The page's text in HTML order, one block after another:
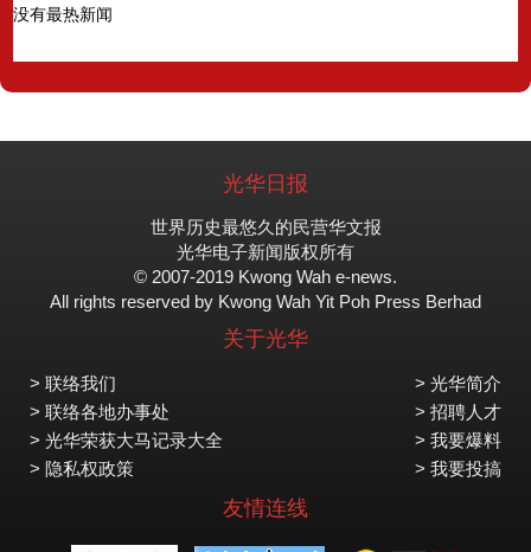
没有最热新闻
光华日报
世界历史最悠久的民营华文报
光华电子新闻版权所有
© 2007-2019 Kwong Wah e-news.
All rights reserved by Kwong Wah Yit Poh Press Berhad
关于光华
> 联络我们
> 联络各地办事处
> 光华荣获大马记录大全
> 隐私权政策
> 光华简介
> 招聘人才
> 我要爆料
> 我要投搞
友情连线